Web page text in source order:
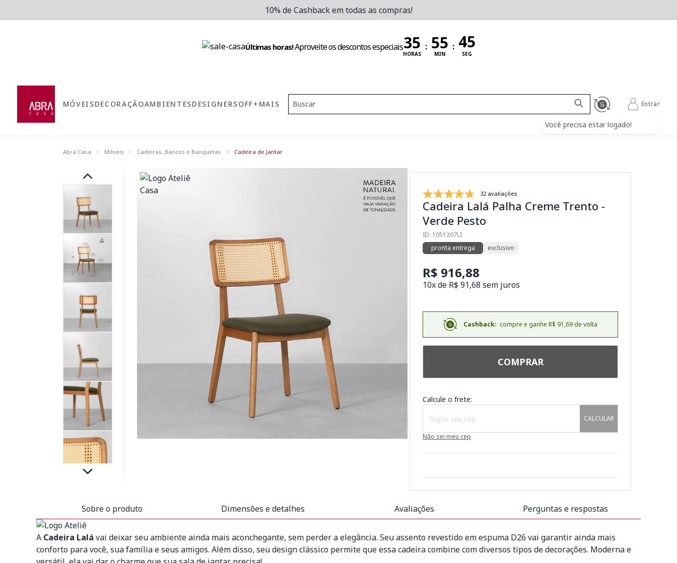
10% de Cashback em todas as compras!
Últimas horas!Aproveite os descontos especiais
HORAS
:
MIN
:
SEG
MÓVEISDECORAÇÃOAMBIENTESDESIGNERSOFF+MAIS
Você precisa estar logado!
Entrar
Abra Casa Móveis Cadeiras, Bancos e Banquetas Cadeira de Jantar
32 avaliações
Cadeira Lalá Palha Creme Trento -
Verde Pesto
ID: 1051207LI
pronta entrega
exclusivo
R$ 916,88
10x de R$ 91,68 sem juros
Cashback: compre e ganhe R$ 91,69 de volta
COMPRAR
Calcule o frete:
CALCULAR
Não sei meu cep
Sobre o produto Dimensões e detalhes Avaliações Perguntas e respostas
A Cadeira Lalá vai deixar seu ambiente ainda mais aconchegante, sem perder a elegância. Seu assento revestido em espuma D26 vai garantir ainda mais
conforto para você, sua família e seus amigos. Além disso, seu design clássico permite que essa cadeira combine com diversos tipos de decorações. Moderna e